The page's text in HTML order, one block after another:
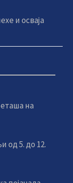
и осваја
на
од 5. до 12.